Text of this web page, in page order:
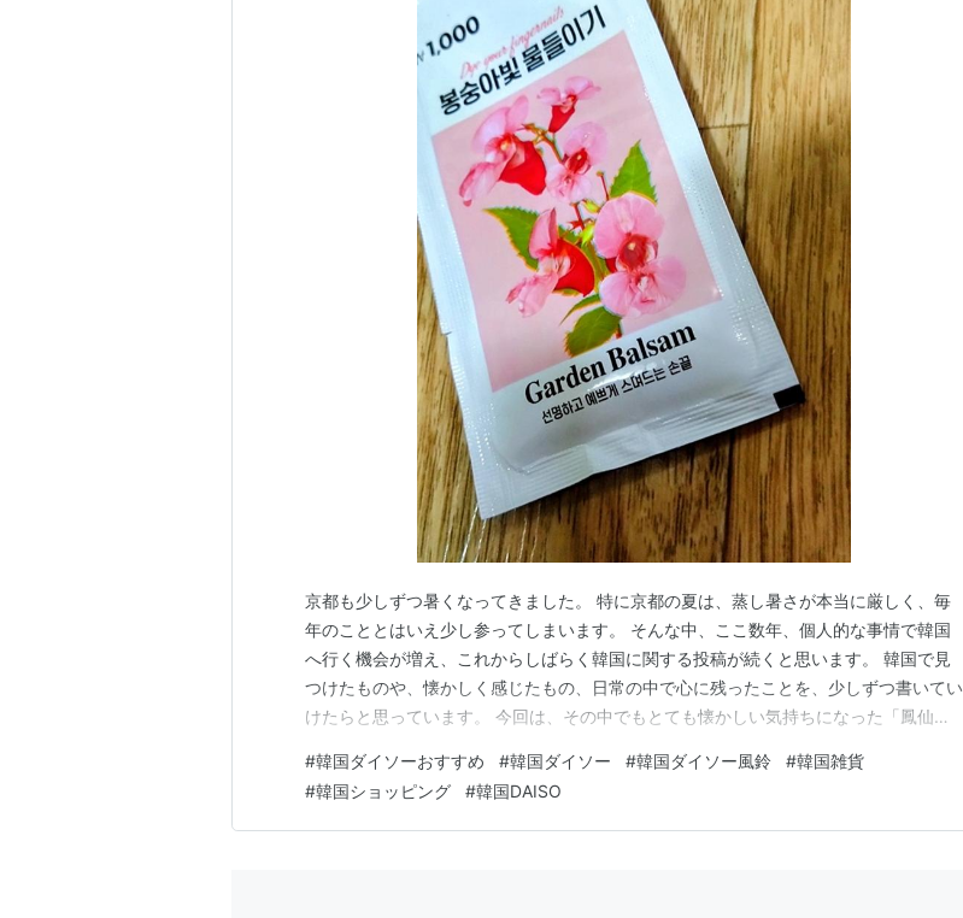
京都も少しずつ暑くなってきました。 特に京都の夏は、蒸し暑さが本当に厳しく、毎
年のこととはいえ少し参ってしまいます。 そんな中、ここ数年、個人的な事情で韓国
へ行く機会が増え、これからしばらく韓国に関する投稿が続くと思います。 韓国で見
つけたものや、懐かしく感じたもの、日常の中で心に残ったことを、少しずつ書いてい
けたらと思っています。 今回は、その中でもとても懐かしい気持ちになった「鳳仙花
ア）」は、鳳仙花を意味する言葉でもあり、昔の鳳仙花染めを思い出させるような、ど
こか懐かしい商品でした。 子どもの頃、鳳仙花で爪を染めた…
#韓国ダイソーおすすめ #韓国ダイソー #韓国ダイソー風鈴 #韓国雑貨
#韓国ショッピング #韓国DAISO